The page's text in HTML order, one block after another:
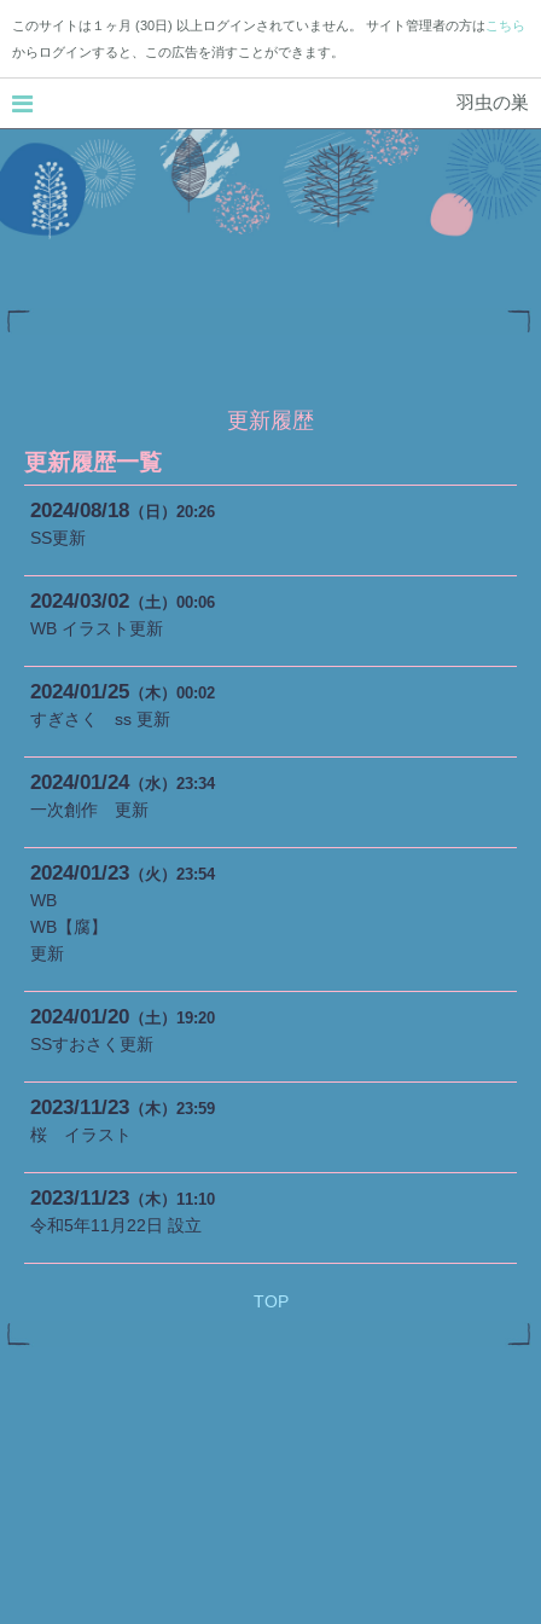
このサイトは１ヶ月 (30日) 以上ログインされていません。 サイト管理者の方は こちら
からログインすると、この広告を消すことができます。
羽虫の巣
更新履歴
更新履歴一覧
2024 08 18 （日） 20:26
SS更新
2024 03 02 （土） 00:06
WB イラスト更新
2024 01 25 （木） 00:02
すぎさく ss 更新
2024 01 24（水） 23:34
一次創作 更新
2024 01 23 （火） 23:54
WB
WB【腐】
更新
2024 01 20 （土） 19:20
SSすおさく更新
2023 11 23 （木） 23:59
桜 イラスト
2023 11 23 （木） 11:10
令和5年11月22日 設立
TOP